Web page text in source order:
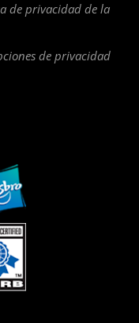
de privacidad de la
de privacidad